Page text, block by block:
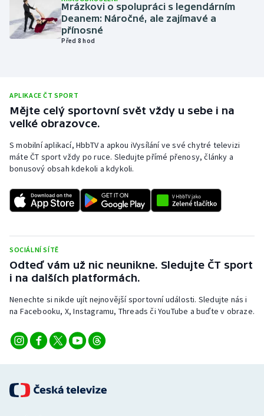
Plavání
Plážový volejbal
Rychlostní kanoistika
Short track
Sportovní střelba
Stolní tenis
Triatlon
Veslování
Vodní slalom
Mrázkovi o spolupráci s legendárním
Deanem: Náročné, ale zajímavé a
přínosné
Před 8 hod
APLIKACE ČT SPORT
Mějte celý sportovní svět vždy u sebe i na
velké obrazovce.
S mobilní aplikací, HbbTV a apkou iVysílání ve své chytré televizi
máte ČT sport vždy po ruce. Sledujte přímé přenosy, články a
bonusový obsah kdekoli a kdykoli.
SOCIÁLNÍ SÍTĚ
Odteď vám už nic neunikne. Sledujte ČT sport
i na dalších platformách.
Nenechte si nikde ujít nejnovější sportovní události. Sledujte nás i
na Facebooku, X, Instagramu, Threads či YouTube a buďte v obraze.